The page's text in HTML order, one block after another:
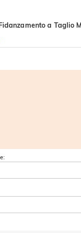
a Taglio